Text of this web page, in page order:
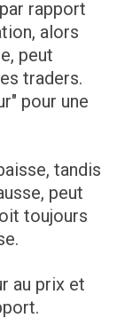
rapport
alors
peut
traders.
pour une
tandis
peut
toujours
au prix et